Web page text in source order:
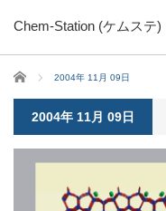
Chem-Station (ケムステ)
ホーム 2004年 11月 09日
2004年 11月 09日